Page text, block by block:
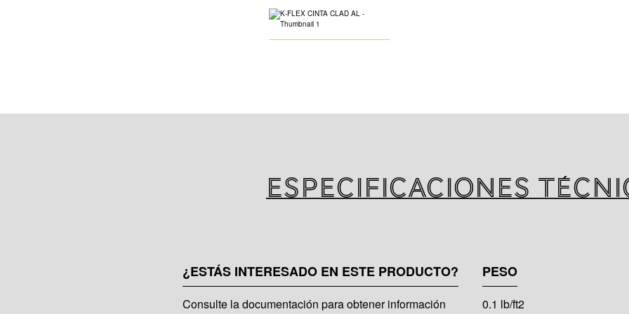
firmemente y
Especificaciones
¿ESTÁS INTERESADO EN ESTE PRODUCTO?
Consulte la documentación para obtener información
PESO
0.1 lb/ft2